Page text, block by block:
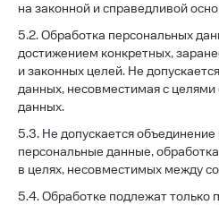
на законной и справедливой
5.2. Обработка персональных
достижением конкретных,
и законных целей. Не
данных, несовместимая с
данных.
5.3. Не допускается
персональные данные,
в целях, несовместимых между
5.4. Обработке подлежат только